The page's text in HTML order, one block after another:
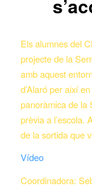
Els alumnes del
projecte de la
amb aquest
d’Alaró per així
panoràmica de la
prèvia a l’escola.
de la sortida que
Vídeo
Coordinadora: